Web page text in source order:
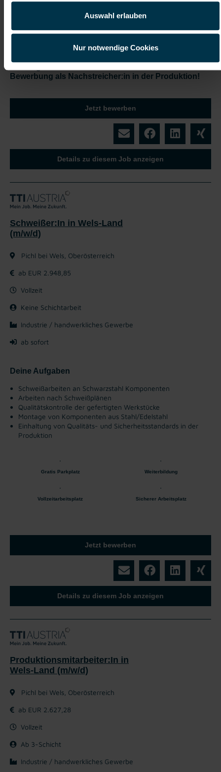
Auswahl erlauben
Nur notwendige Cookies
Attraktive Vergütung Wertegeprägte Unternehmenskultur
Du möchtest deine Genauigkeit und dein
Bewerbung als Nachstreicher:in in der Produktion!
Jetzt bewerben
Details zu diesem Job anzeigen
Schweißer:In in Wels-Land
(m/w/d)
Pichl bei Wels, Oberösterreich
ab EUR 2.948,85
Vollzeit
Keine Schichtarbeit
Industrie / handwerkliches Gewerbe
ab sofort
Deine Aufgaben
Schweißarbeiten an Schwarzstahl Komponenten
Arbeiten nach Schweißplänen
Qualitätskontrolle der gefertigten Werkstücke
Montage von Komponenten aus Stahl/Edelstahl
Einhaltung von Qualitäts- und Sicherheitsstandards in der
Produktion
Gratis Parkplatz Weiterbildung
Vollzeitarbeitsplatz Sicherer Arbeitsplatz
Jetzt bewerben
Details zu diesem Job anzeigen
Produktionsmitarbeiter:In in
Wels-Land (m/w/d)
Pichl bei Wels, Oberösterreich
ab EUR 2.627,28
Vollzeit
Ab 3-Schicht
Industrie / handwerkliches Gewerbe